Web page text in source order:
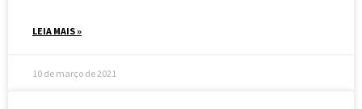
LEIA MAIS »
10 de março de 2021